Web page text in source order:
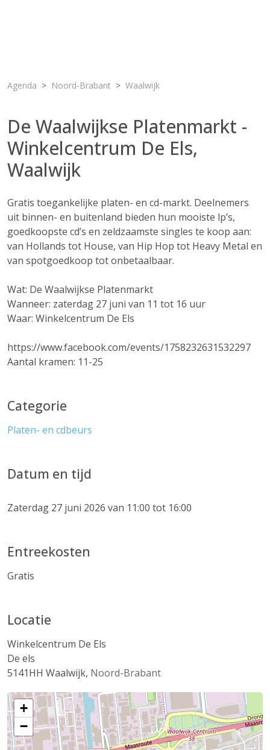
Agenda Noord-Brabant Waalwijk
De Waalwijkse Platenmarkt -
Winkelcentrum De Els,
Waalwijk
Gratis toegankelijke platen- en cd-markt. Deelnemers
uit binnen- en buitenland bieden hun mooiste lp’s,
goedkoopste cd’s en zeldzaamste singles te koop aan:
van Hollands tot House, van Hip Hop tot Heavy Metal en
van spotgoedkoop tot onbetaalbaar.
Wat: De Waalwijkse Platenmarkt
Wanneer: zaterdag 27 juni van 11 tot 16 uur
Waar: Winkelcentrum De Els
https://www.facebook.com/events/1758232631532297
Aantal kramen: 11-25
Categorie
Platen- en cdbeurs
Datum en tijd
Zaterdag 27 juni 2026 van 11:00 tot 16:00
Entreekosten
Gratis
Locatie
Winkelcentrum De Els
De els
5141HH Waalwijk, Noord-Brabant
+
−